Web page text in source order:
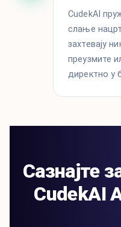
CudekAI
слање
захтевају
преузмите
директно у
Сазнајте
CudekAI